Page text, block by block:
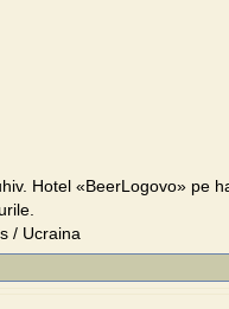
Hotel «BeerLogovo» pe
/ Ucraina